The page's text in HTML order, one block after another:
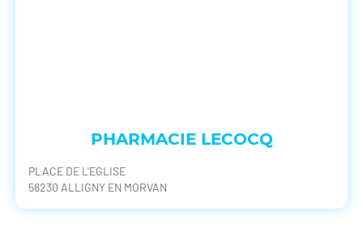
PHARMACIE LECOCQ
PLACE DE L'EGLISE
58230 ALLIGNY EN MORVAN